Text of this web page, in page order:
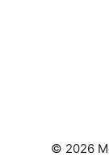
© 2026